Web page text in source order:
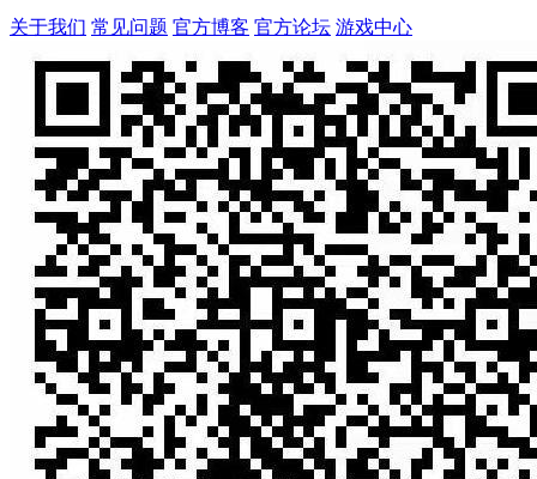
关于我们 常见问题 官方博客 官方论坛 游戏中心